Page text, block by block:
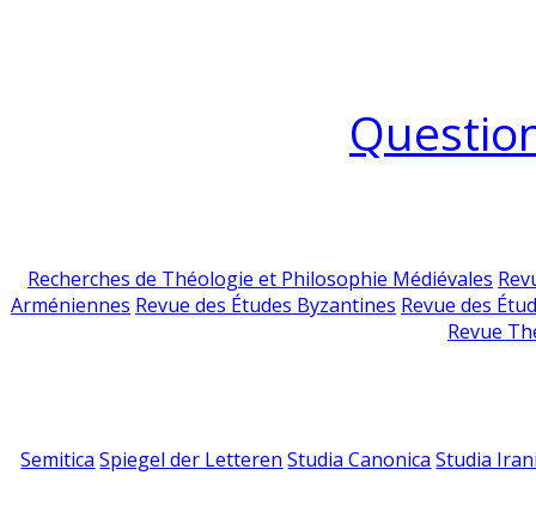
Recherches de Théologie et Philosophie Médiévales
Arméniennes Revue des Études Byzantines Revue des
Revue
Semitica Spiegel der Letteren Studia Canonica Studia